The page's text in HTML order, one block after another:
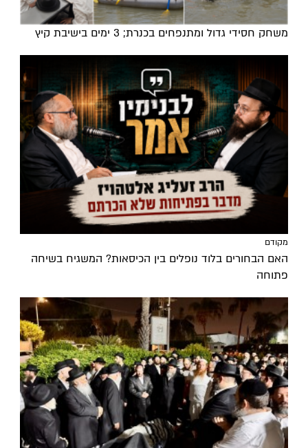
משחק חסידי גדול ומתנפחים בכנרת; 3 ימים בישיבת קיץ
מקודם
האם הבחורים בלוד נופלים בין הכיסאות? המשגיח בשיחה
פתוחה